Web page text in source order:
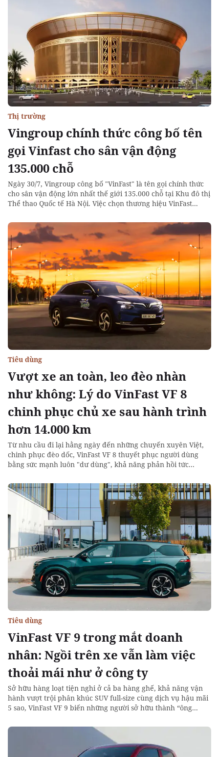
Vingroup chính thức công bố tên
gọi Vinfast cho sân vận động
135.000 chỗ
Thị trường
Ngày 30/7, Vingroup công bố "VinFast" là tên gọi chính thức
cho sân vận động lớn nhất thế giới 135.000 chỗ tại Khu đô thị
Thể thao Quốc tế Hà Nội. Việc chọn thương hiệu VinFast...
Vượt xe an toàn, leo đèo nhàn
như không: Lý do VinFast VF 8
chinh phục chủ xe sau hành trình
hơn 14.000 km
Tiêu dùng
Từ nhu cầu đi lại hằng ngày đến những chuyến xuyên Việt,
chinh phục đèo dốc, VinFast VF 8 thuyết phục người dùng
bằng sức mạnh luôn "dư dùng", khả năng phản hồi tức...
VinFast VF 9 trong mắt doanh
nhân: Ngồi trên xe vẫn làm việc
thoải mái như ở công ty
Tiêu dùng
Sở hữu hàng loạt tiện nghi ở cả ba hàng ghế, khả năng vận
hành vượt trội phân khúc SUV full-size cùng dịch vụ hậu mãi
5 sao, VinFast VF 9 biến những người sở hữu thành “ông...